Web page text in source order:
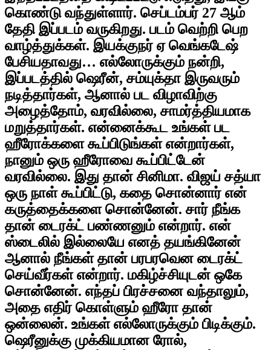
கொண்டு வந்துள்ளார். செப்டம்பர் 27 ஆம்
தேதி இப்படம் வருகிறது. படம் வெற்றி பெற
வாழ்த்துக்கள். இயக்குநர் ஏ வெங்கடேஷ்
பேசியதாவது… எல்லோருக்கும் நன்றி,
இப்படத்தில் ஷெரீன், சம்யுக்தா இருவரும்
நடித்தார்கள், ஆனால் பட விழாவிற்கு
அழைத்தோம், வரவில்லை, சாமர்த்தியமாக
மறுத்தார்கள். என்னைக்கூட உங்கள் பட
ஹீரோக்களை கூப்பிடுங்கள் என்றார்கள்,
நானும் ஒரு ஹீரோவை கூப்பிட்டேன்
வரவில்லை. இது தான் சினிமா. விஜய் சத்யா
ஒரு நாள் கூப்பிட்டு, கதை சொன்னார் என்
கருத்தைக்களை சொன்னேன். சார் நீங்க
தான் டைரக்ட் பண்ணனும் என்றார். என்
ஸ்டைலில் இல்லையே எனத் தயங்கினேன்
ஆனால் நீங்கள் தான் பரபரவென டைரக்ட்
செய்வீர்கள் என்றார். மகிழ்ச்சியுடன் ஒகே
சொன்னேன். எந்தப் பிரச்சனை வந்தாலும்,
அதை எதிர் கொள்ளும் ஹீரோ தான்
ஒன்லைன். உங்கள் எல்லோருக்கும் பிடிக்கும்.
ஷெரீனுக்கு முக்கியமான ரோல்,